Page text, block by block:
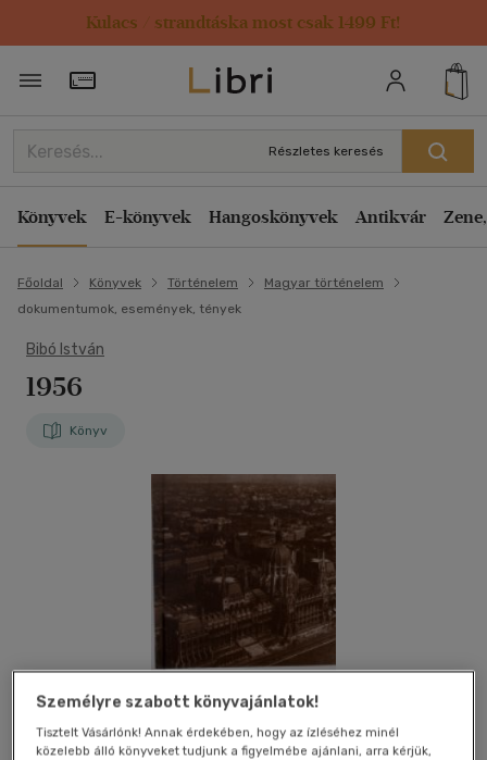
Kulacs / strandtáska most csak 1499 Ft!
Törzsvásárlói Kártya adatai
Részletes keresés
Könyvek E-könyvek Hangoskönyvek Antikvár
Főoldal Könyvek Történelem
Magyar történelem
dokumentumok, események, tények
Bibó István
1956
Könyv
Személyre szabott könyvajánlatok!
Tisztelt Vásárlónk! Annak érdekében, hogy az ízléséhez minél
közelebb álló könyveket tudjunk a figyelmébe ajánlani, arra kérjük,